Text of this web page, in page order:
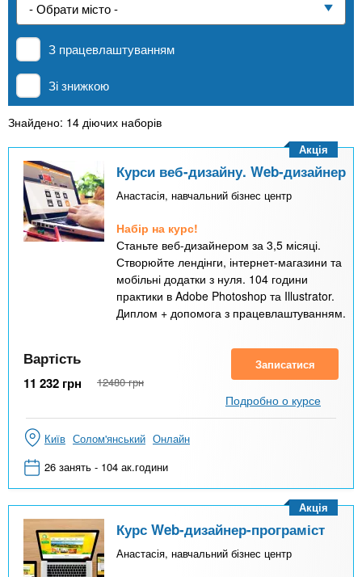
n
t
s
.
n
к
л
а
Приватні школи
Онлайн курси
За кордоном
З працевлаштуванням
Зі знижкою
Знайдено: 14 діючих наборів
Курси веб-дизайну. Web-дизайнер
Анастасія, навчальний бізнес центр
Набір на курс!
Станьте веб-дизайнером за 3,5 місяці.
Створюйте лендінги, інтернет-магазини та
мобільні додатки з нуля. 104 години
практики в Adobe Photoshop та Illustrator.
Диплом + допомога з працевлаштуванням.
Акція
Вартість
11 232 грн 12480 грн
Записатися
Подробно о курсе
Київ Солом'янський Онлайн
26 занять - 104 ак.години
Курс Web-дизайнер-програміст
Анастасія, навчальний бізнес центр
Акція